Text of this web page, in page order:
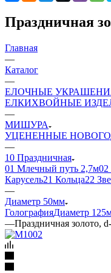
Праздничная
Главная
—
Каталог
—
ЕЛОЧНЫЕ
ЕЛКИХВОЙНЫЕ
—
МИШУРА
УЦЕНЕННЫЕ
—
10 Праздничная
01 Млечный путь 2,7м02
Карусель21 Кольца22
—
Диаметр 50мм
ГолографияДиаметр
—Праздничная золото,